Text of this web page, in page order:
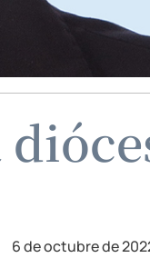
6 de octubre de